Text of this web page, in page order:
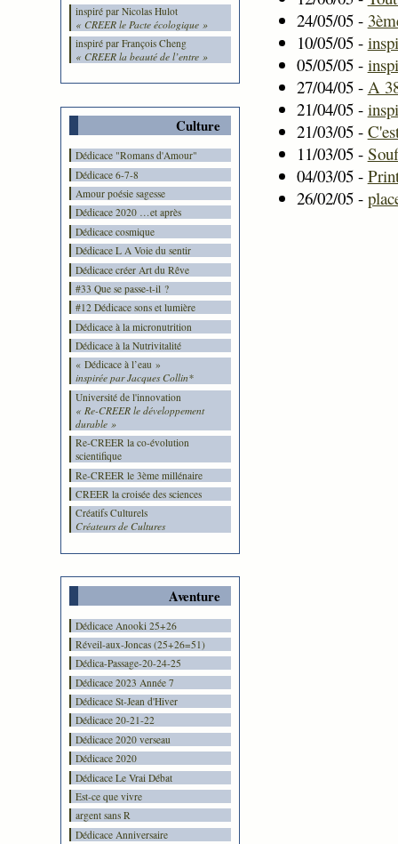
inspiré par Nicolas Hulot
« CREER le Pacte écologique »
inspiré par François Cheng
« CREER la beauté de l’entre »
Culture
Dédicace "Romans d'Amour"
Dédicace 6-7-8
Amour poésie sagesse
Dédicace 2020 …et après
Dédicace cosmique
Dédicace L A Voie du sentir
Dédicace créer Art du Rêve
#33 Que se passe-t-il ?
#12 Dédicace sons et lumière
Dédicace à la micronutrition
Dédicace à la Nutrivitalité
« Dédicace à l’eau »
inspirée par Jacques Collin*
Université de l'innovation
« Re-CREER le développement
durable »
Re-CREER la co-évolution
scientifique
Re-CREER le 3ème millénaire
CREER la croisée des sciences
Créatifs Culturels
Créateurs de Cultures
Aventure
Dédicace Anooki 25+26
Réveil-aux-Joncas (25+26=51)
Dédica-Passage-20-24-25
Dédicace 2023 Année 7
Dédicace St-Jean d'Hiver
Dédicace 20-21-22
Dédicace 2020 verseau
Dédicace 2020
Dédicace Le Vrai Débat
Est-ce que vivre
argent sans R
Dédicace Anniversaire
24/05/05 -
10/05/05 -
05/05/05 -
27/04/05 - A
21/04/05 -
21/03/05 -
11/03/05 -
04/03/05 -
26/02/05 -